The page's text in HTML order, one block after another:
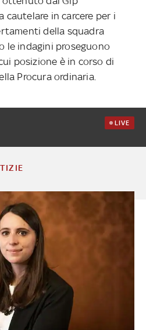
in carcere per i
della squadra
le indagini proseguono
posizione è in corso di
Procura ordinaria.
LIVE